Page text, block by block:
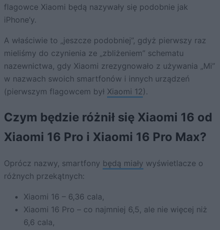
flagowce Xiaomi będą nazywały się podobnie jak
iPhone’y.
A właściwie to „jeszcze podobniej”, gdyż pierwszy raz
mieliśmy do czynienia ze „zbliżeniem” schematu
nazewnictwa, gdy Xiaomi zrezygnowało z używania „Mi”
w nazwach swoich smartfonów i innych urządzeń
(pierwszym flagowcem był Xiaomi 12).
Czym będzie różnił się Xiaomi 16 od
Xiaomi 16 Pro i Xiaomi 16 Pro Max?
Oprócz nazwy, smartfony będą miały wyświetlacze o
różnych przekątnych:
Xiaomi 16 – 6,36 cala,
Xiaomi 16 Pro – co najmniej 6,5, ale nie więcej niż
6,6 cala,